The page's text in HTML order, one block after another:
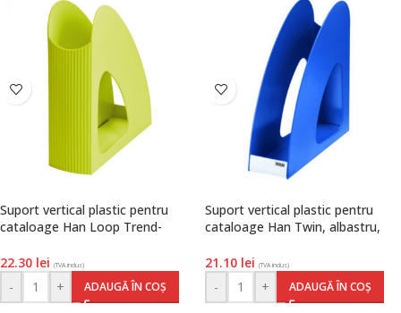
Suport vertical plastic pentru
cataloage Han Loop Trend-
22.30 lei (TVA inclus)
- + ADAUGĂ ÎN COȘ
Suport vertical plastic pentru
cataloage Han Twin, albastru,
21.10 lei (TVA inclus)
- + ADAUGĂ ÎN COȘ